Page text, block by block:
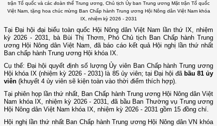
trận Tổ quốc và các đoàn thể Trung ương, Chủ tịch Ủy ban Trung ương Mặt trận Tổ quốc
Việt Nam, tặng hoa chúc mừng Ban Chấp hành Trung ương Hội Nông dân Việt Nam khóa
IX, nhiệm kỳ 2026 - 2031
Tại Đại hội đại biểu toàn quốc Hội Nông dân Việt Nam lần thứ IX, nhiệm
kỳ 2026 - 2031, bà Bùi Thị Thơm, Phó Chủ tịch Ban Chấp hành Trung
ương Hội Nông dân Việt Nam, đã báo cáo kết quả Hội nghị lần thứ nhất
Ban chấp hành Trung ương Hội khóa IX.
Cụ thể: Đại hội quyết định số lượng Ủy viên Ban Chấp hành Trung ương
Hội khóa IX (nhiệm kỳ 2026 - 2031) là 85 ủy viên; tại Đại hội đã bầu 81 ủy
viên (khuyết 4 ủy viên sẽ kiện toàn vào thời điểm thích hợp).
Tại phiên họp lần thứ nhất, Ban Chấp hành Trung ương Hội Nông dân Việt
Nam khóa IX, nhiệm kỳ 2026 - 2031, đã bầu Ban Thường vụ Trung ương
Hội Nông dân Việt Nam khóa IX, nhiệm kỳ 2026 - 2031 gồm 15 đồng chí.
Hội nghị lần thứ nhất Ban Chấp hành Trung ương Hội Nông dân VN khóa